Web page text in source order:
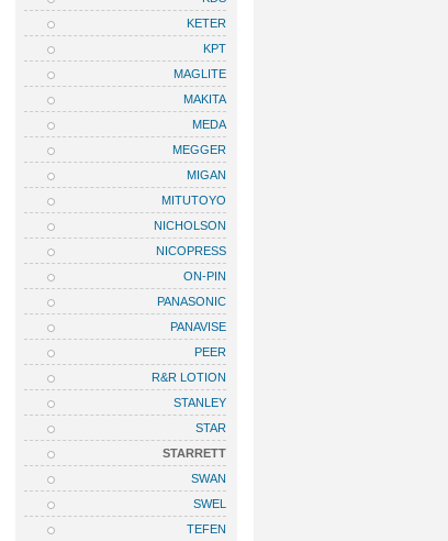
KETER
KPT
MAGLITE
MAKITA
MEDA
MEGGER
MIGAN
MITUTOYO
NICHOLSON
NICOPRESS
ON-PIN
PANASONIC
PANAVISE
PEER
R&R LOTION
STANLEY
STAR
STARRETT
SWAN
SWEL
TEFEN